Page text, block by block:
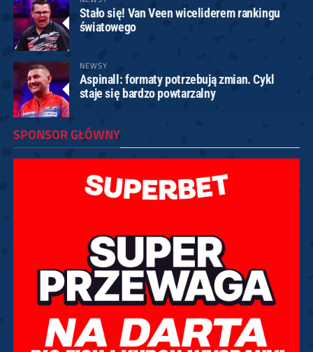
Stało się! Van Veen wiceliderem rankingu
światowego
NEWSY
Aspinall: formaty potrzebują zmian. Cykl
staje się bardzo powtarzalny
SPONSOR GŁÓWNY